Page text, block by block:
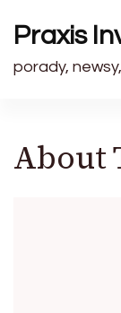
Praxis
porady,
About